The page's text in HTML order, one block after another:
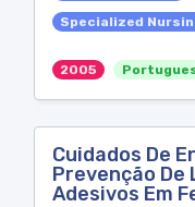
Specialized
2005
Cuidados De
Prevenção De
Adesivos Em